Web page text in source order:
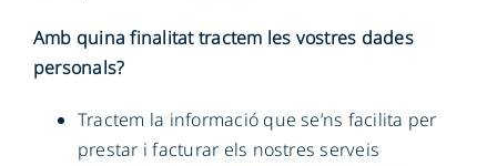
Amb quina finalitat tractem les vostres dades
personals?
Tractem la informació que se’ns facilita per
prestar i facturar els nostres serveis